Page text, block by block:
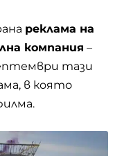
реклама на
компания –
тази
в която